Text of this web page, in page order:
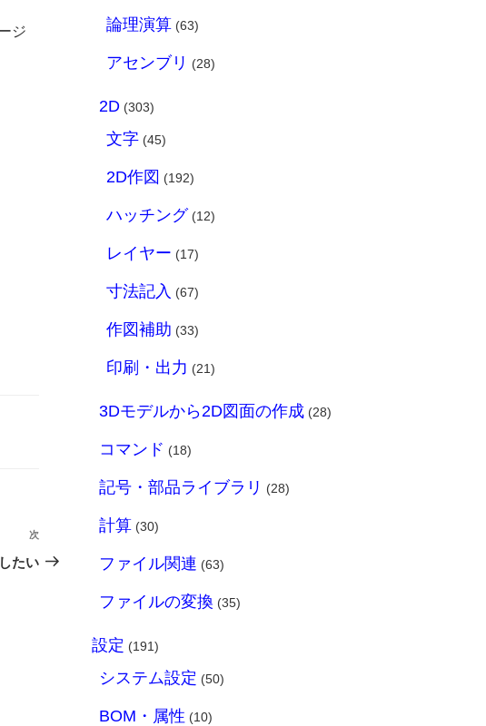
ジ
次
の
次
たい
論理演算 (63)
アセンブリ (28)
2D (303)
文字 (45)
2D作図 (192)
ハッチング (12)
レイヤー (17)
寸法記入 (67)
作図補助 (33)
印刷・出力 (21)
3Dモデルから2D図面の作成 (28)
コマンド (18)
記号・部品ライブラリ (28)
計算 (30)
ファイル関連 (63)
ファイルの変換 (35)
設定 (191)
システム設定 (50)
BOM・属性 (10)